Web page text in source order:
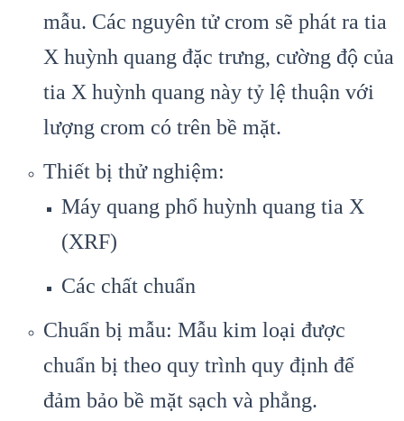
mẫu. Các nguyên tử crom sẽ phát ra tia
X huỳnh quang đặc trưng, cường độ của
tia X huỳnh quang này tỷ lệ thuận với
lượng crom có trên bề mặt.
Thiết bị thử nghiệm:
Máy quang phổ huỳnh quang tia X
(XRF)
Các chất chuẩn
Chuẩn bị mẫu: Mẫu kim loại được
chuẩn bị theo quy trình quy định để
đảm bảo bề mặt sạch và phẳng.